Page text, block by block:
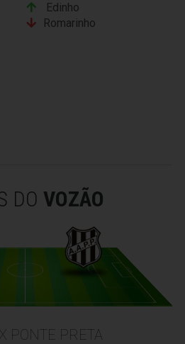
Edinho
Romarinho
DO VOZÃO
PONTE PRETA